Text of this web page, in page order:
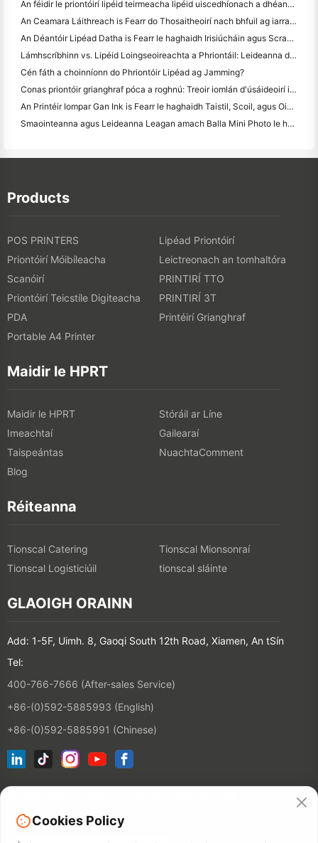
An féidir le priontóirí lipéid teirmeacha lipéid uiscedhíonach a dhéanamh do tháirgí gnó beag?
An Ceamara Láithreach is Fearr do Thosaitheoirí nach bhfuil ag iarraidh páipéar a chaitheamh
An Déantóir Lipéad Datha is Fearr le haghaidh Irisiúcháin agus Scrapbooking: Cuir Tuilleadh Datha le Gach Leathanach
Lámhscríbhinn vs. Lipéid Loingseoireachta a Phriontáil: Leideanna do Ghnólachtaí Beaga in 2026
Cén fáth a choinníonn do Phriontóir Lipéad ag Jamming?
Conas priontóir grianghraf póca a roghnú: Treoir iomlán d'úsáideoirí iris, taistil agus iPhone
An Printéir Iompar Gan Ink is Fearr le haghaidh Taistil, Scoil, agus Oibre Soghluaiste: Athbhreithniú Hanin MT620 Pro
Smaointeanna agus Leideanna Leagan amach Balla Mini Photo le haghaidh maisiú seomra leapa agus dormitory
Products
POS PRINTERS
Lipéad Priontóirí
Priontóirí Móibíleacha
Leictreonach an tomhaltóra
Scanóirí
PRINTIRÍ TTO
Priontóirí Teicstíle Digiteacha
PRINTIRÍ 3T
PDA
Printéirí Grianghraf
Portable A4 Printer
Maidir le HPRT
Maidir le HPRT
Stóráil ar Líne
Imeachtaí
Gailearaí
Taispeántas
NuachtaComment
Blog
Réiteanna
Tionscal Catering
Tionscal Mionsonraí
Tionscal Logisticiúil
tionscal sláinte
GLAOIGH ORAINN
Add: 1-5F, Uimh. 8, Gaoqi South 12th Road, Xiamen, An tSín
Tel:
400-766-7666 (After-sales Service)
+86-(0)592-5885993 (English)
+86-(0)592-5885991 (Chinese)
Cookies Policy